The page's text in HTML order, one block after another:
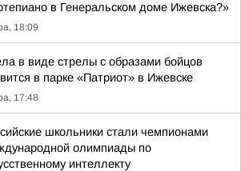
в Генеральском доме Ижевска?»
18:09
в виде стрелы с образами бойцов
в парке «Патриот» в Ижевске
17:48
школьники стали чемпионами
олимпиады по
интеллекту